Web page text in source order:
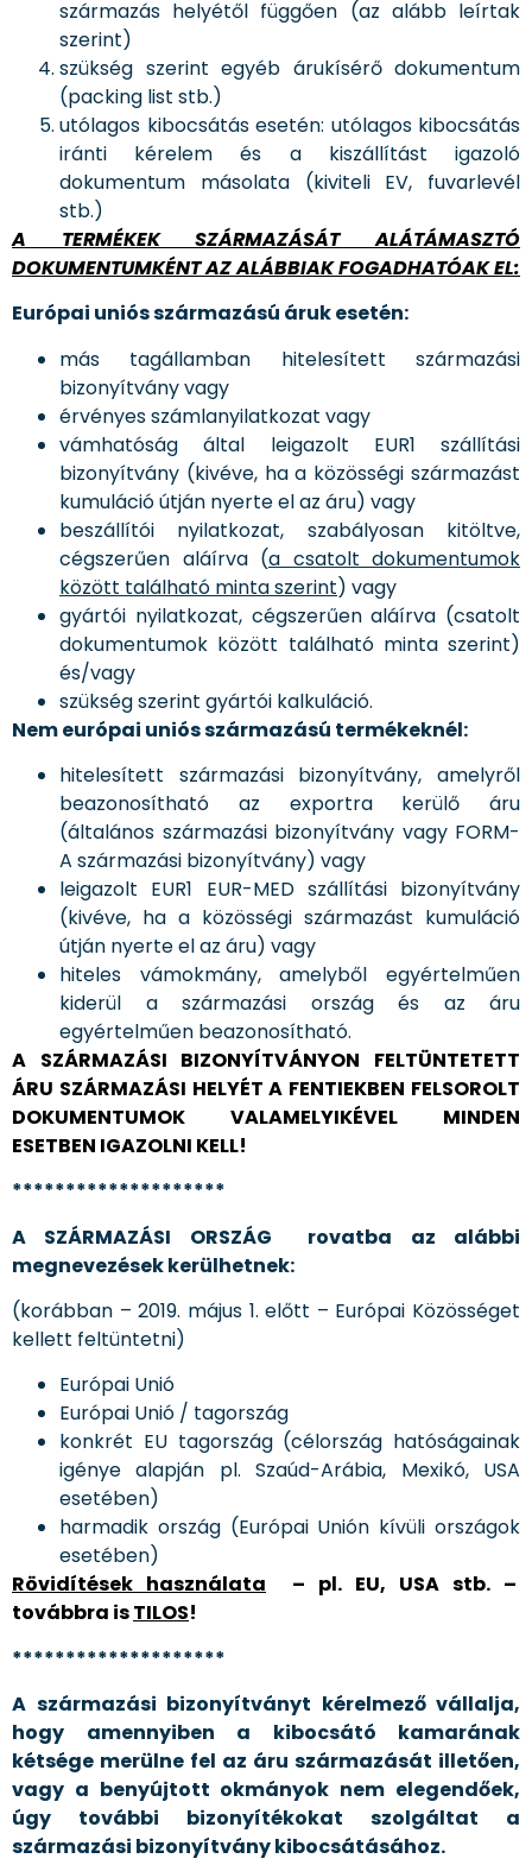
származás helyétől függően (az alább leírtak
szerint)
szükség szerint egyéb árukísérő dokumentum
(packing list stb.)
utólagos kibocsátás esetén: utólagos kibocsátás
iránti kérelem és a kiszállítást igazoló
dokumentum másolata (kiviteli EV, fuvarlevél
stb.)
A TERMÉKEK SZÁRMAZÁSÁT ALÁTÁMASZTÓ
DOKUMENTUMKÉNT AZ ALÁBBIAK FOGADHATÓAK EL:
Európai uniós származású áruk esetén:
más tagállamban hitelesített származási
bizonyítvány vagy
érvényes számlanyilatkozat vagy
vámhatóság által leigazolt EUR1 szállítási
bizonyítvány (kivéve, ha a közösségi származást
kumuláció útján nyerte el az áru) vagy
beszállítói nyilatkozat, szabályosan kitöltve,
cégszerűen aláírva (a csatolt dokumentumok
között található minta szerint) vagy
gyártói nyilatkozat, cégszerűen aláírva (csatolt
dokumentumok között található minta szerint)
és/vagy
szükség szerint gyártói kalkuláció.
Nem európai uniós származású termékeknél:
hitelesített származási bizonyítvány, amelyről
beazonosítható az exportra kerülő áru
(általános származási bizonyítvány vagy FORM-
A származási bizonyítvány) vagy
leigazolt EUR1 EUR-MED szállítási bizonyítvány
(kivéve, ha a közösségi származást kumuláció
útján nyerte el az áru) vagy
hiteles vámokmány, amelyből egyértelműen
kiderül a származási ország és az áru
egyértelműen beazonosítható.
A SZÁRMAZÁSI BIZONYÍTVÁNYON FELTÜNTETETT
ÁRU SZÁRMAZÁSI HELYÉT A FENTIEKBEN FELSOROLT
DOKUMENTUMOK VALAMELYIKÉVEL MINDEN
ESETBEN IGAZOLNI KELL!
********************
A SZÁRMAZÁSI ORSZÁG rovatba az alábbi
megnevezések kerülhetnek:
(korábban – 2019. május 1. előtt – Európai Közösséget
kellett feltüntetni)
Európai Unió
Európai Unió / tagország
konkrét EU tagország (célország hatóságainak
igénye alapján pl. Szaúd-Arábia, Mexikó, USA
esetében)
harmadik ország (Európai Unión kívüli országok
esetében)
Rövidítések használata – pl. EU, USA stb. –
továbbra isTILOS!
********************
A származási bizonyítványt kérelmező vállalja,
hogy amennyiben a kibocsátó kamarának
kétsége merülne fel az áru származását illetően,
vagy a benyújtott okmányok nem elegendőek,
úgy további bizonyítékokat szolgáltat a
származási bizonyítvány kibocsátásához.